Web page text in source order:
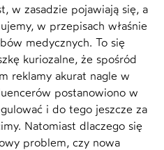
w zasadzie pojawiają się, a
w przepisach właśnie
medycznych. To się
kuriozalne, że spośród
reklamy akurat nagle w
postanowiono w
i do tego jeszcze za
Natomiast dlaczego się
problem, czy nowa